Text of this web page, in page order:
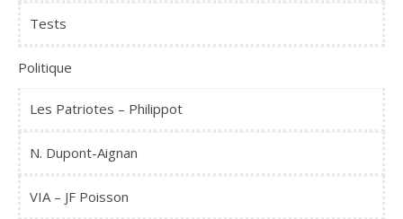
Tests
Politique
Les Patriotes – Philippot
N. Dupont-Aignan
VIA – JF Poisson